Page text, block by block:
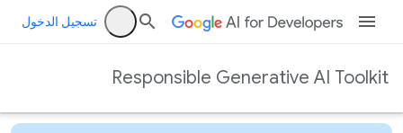
تسجيل الدخول
Responsible Generative AI Toolkit